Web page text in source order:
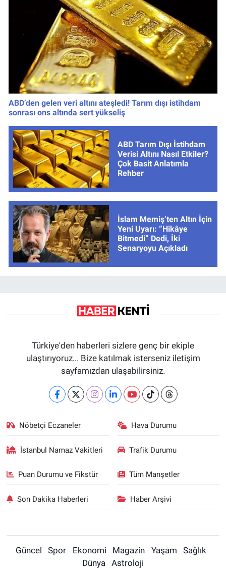
ABD’den gelen veri altını ateşledi! Tarım dışı istihdam
sonrası ons altında sert yükseliş
ABD Tarım Dışı İstihdam
Verisi Altını Nasıl Etkiler?
Çok Basit Anlatımla
Rehber
İslam Memiş’ten Altın İçin
Yeni Uyarı: “Hikâye
Bitmedi” Dedi, İki
Senaryoyu Açıkladı
Türkiye'den haberleri sizlere genç bir ekiple
ulaştırıyoruz... Bize katılmak isterseniz iletişim
sayfamızdan ulaşabilirsiniz.
Nöbetçi Eczaneler Hava Durumu
İstanbul Namaz Vakitleri Trafik Durumu
Puan Durumu ve Fikstür Tüm Manşetler
Son Dakika Haberleri Haber Arşivi
Güncel Spor Ekonomi Magazin Yaşam
Sağlık
Dünya
Astroloji